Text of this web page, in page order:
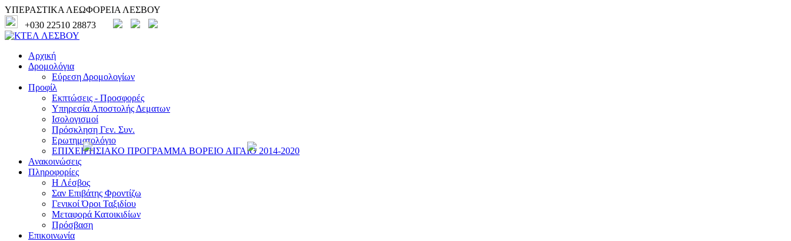
ΥΠΕΡΑΣΤΙΚΑ ΛΕΩΦΟΡΕΙΑ ΛΕΣΒΟΥ
+030 22510 28873
Αρχική
Δρομολόγια
Εύρεση Δρομολογίων
Προφίλ
Εκπτώσεις - Προσφορές
Υπηρεσία Αποστολής Δεματων
Ισολογισμοί
Πρόσκληση Γεν. Συν.
Ερωτηματολόγιο
ΕΠΙΧΕΙΡΗΣΙΑΚΟ ΠΡΟΓΡΑΜΜΑ ΒΟΡΕΙΟ ΑΙΓΑΙΟ 2014-2020
Ανακοινώσεις
Πληροφορίες
Η Λέσβος
Σαν Επιβάτης Φροντίζω
Γενικοί Όροι Ταξιδίου
Μεταφορά Κατοικιδίων
Πρόσβαση
Επικοινωνία